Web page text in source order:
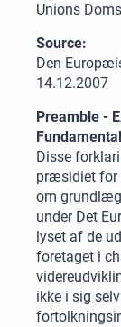
Unions
Source:
Den
14.12.2007
Preamble -
Disse
præsidiet for
om
under Det
lyset af de
foretaget i
ikke i sig